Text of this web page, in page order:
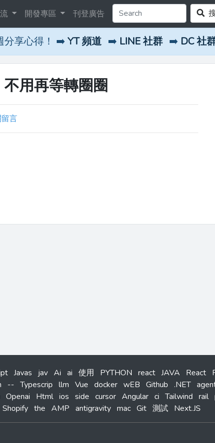
開發專區 刊登廣告
分享心得！ ➡️ YT 頻道 ➡️ LINE 社群 ➡️ DC 社
用再等轉圈圈
言
Javas jav Ai ai 使用 PYTHON react JAVA React
-- Typescrip llm Vue docker wEB Github .NET
Openai Html ios side cursor Angular ci Tailwind rail
Shopify the AMP antigravity mac Git 測試 Next.JS